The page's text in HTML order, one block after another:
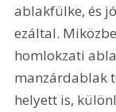
ablakfülke, és
ezáltal.
homlokzati
manzárdablak
helyett is,